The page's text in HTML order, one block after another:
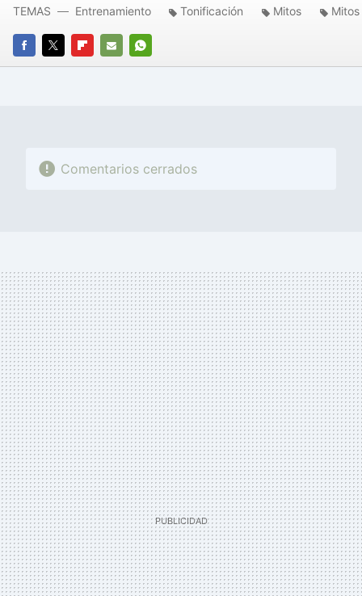
FACEBOOK
TWITTERFLIPBOARD
E-
WHATSAPP
TEMAS Entrenamiento Tonificación Mitos
Comentarios cerrados